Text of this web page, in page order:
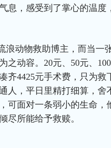
息，感受到了掌心的温度
浪动物救助博主，而当一
之动容。20元、50元、
齐4425元手术费，只为
人，平日里精打细算，舍
可面对一条弱小的生命，
尽所能给予救赎。